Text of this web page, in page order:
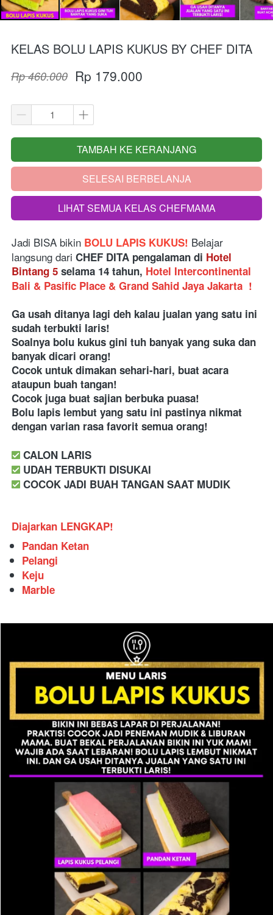
KELAS BOLU LAPIS KUKUS BY CHEF DITA
Rp 460.000 Rp 179.000
`
TAMBAH KE KERANJANG
`SELESAI BERBELANJA
`LIHAT SEMUA KELAS CHEFMAMA
Jadi BISA bikin BOLU LAPIS KUKUS! Belajar
langsung dari CHEF DITA pengalaman di Hotel
Bintang 5 selama 14 tahun, Hotel Intercontinental
Bali & Pasific Place & Grand Sahid Jaya Jakarta !
Ga usah ditanya lagi deh kalau jualan yang satu ini
sudah terbukti laris!
Soalnya bolu kukus gini tuh banyak yang suka dan
banyak dicari orang!
Cocok untuk dimakan sehari-hari, buat acara
ataupun buah tangan!
Cocok juga buat sajian berbuka puasa!
Bolu lapis lembut yang satu ini pastinya nikmat
dengan varian rasa favorit semua orang!
️ CALON LARIS
️ UDAH TERBUKTI DISUKAI
️ COCOK JADI BUAH TANGAN SAAT MUDIK
Diajarkan LENGKAP!
Pandan Ketan
Pelangi
Keju
Marble